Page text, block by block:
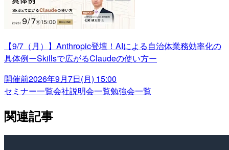
【9/7（月）】Anthropic登壇！AIによる自治体業務効率化の
具体例ーSkillsで広がるClaudeの使い方ー
開催前2026年9月7日(月) 15:00
セミナー一覧会社説明会一覧勉強会一覧
関連記事